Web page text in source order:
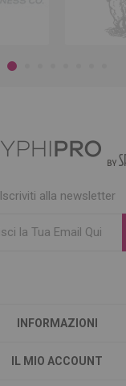
Iscriviti alla newsletter
INFORMAZIONI
IL MIO ACCOUNT